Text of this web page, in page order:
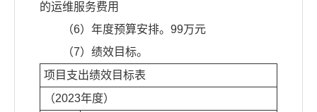
的运维服务费用
（6）年度预算安排。99万元
（7）绩效目标。
项目支出绩效目标表
（2023年度）